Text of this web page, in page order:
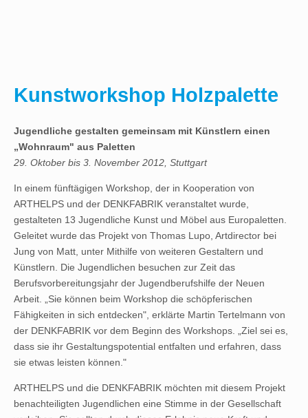
Kunstworkshop Holzpalette
Jugendliche gestalten gemeinsam mit Künstlern einen
„Wohnraum" aus Paletten
29. Oktober bis 3. November 2012, Stuttgart
In einem fünftägigen Workshop, der in Kooperation von
ARTHELPS und der DENKFABRIK veranstaltet wurde,
gestalteten 13 Jugendliche Kunst und Möbel aus Europaletten.
Geleitet wurde das Projekt von Thomas Lupo, Artdirector bei
Jung von Matt, unter Mithilfe von weiteren Gestaltern und
Künstlern. Die Jugendlichen besuchen zur Zeit das
Berufsvorbereitungsjahr der Jugendberufshilfe der Neuen
Arbeit. „Sie können beim Workshop die schöpferischen
Fähigkeiten in sich entdecken", erklärte Martin Tertelmann von
der DENKFABRIK vor dem Beginn des Workshops. „Ziel sei es,
dass sie ihr Gestaltungspotential entfalten und erfahren, dass
sie etwas leisten können."
ARTHELPS und die DENKFABRIK möchten mit diesem Projekt
benachteiligten Jugendlichen eine Stimme in der Gesellschaft